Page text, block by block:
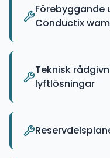
Förebyggande
Conductix
Teknisk
lyftlösningar